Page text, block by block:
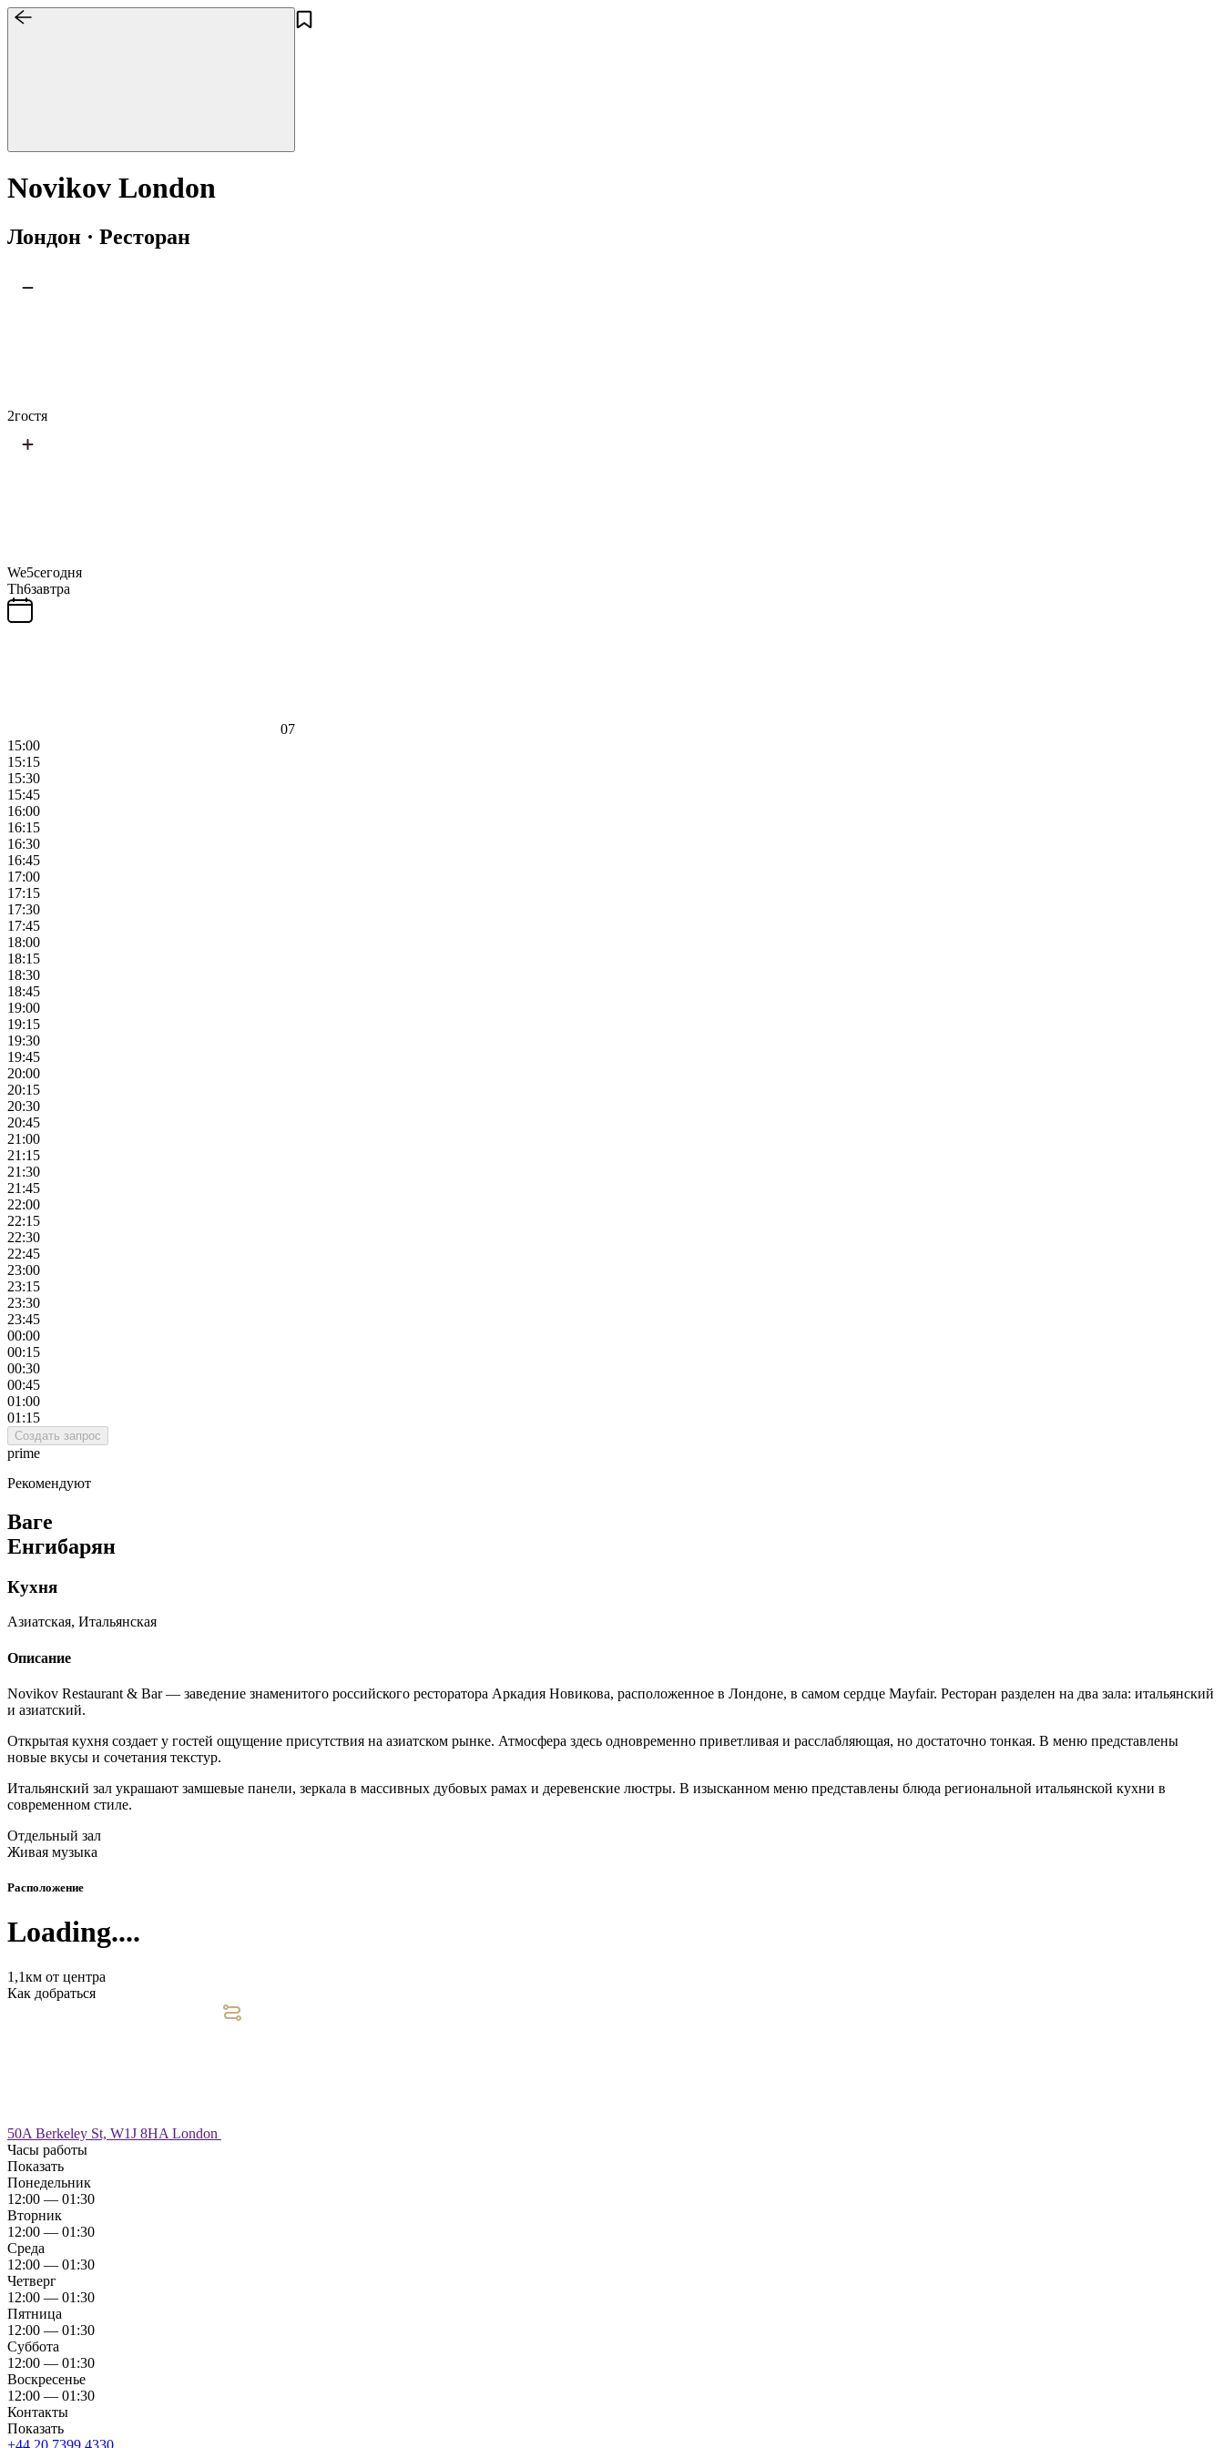
Novikov London
Лондон · Ресторан
2гостя
We5сегодня
Th6завтра
07
15:00
15:15
15:30
15:45
16:00
16:15
16:30
16:45
17:00
17:15
17:30
17:45
18:00
18:15
18:30
18:45
19:00
19:15
19:30
19:45
20:00
20:15
20:30
20:45
21:00
21:15
21:30
21:45
22:00
22:15
22:30
22:45
23:00
23:15
23:30
23:45
00:00
00:15
00:30
00:45
01:00
01:15
Создать запрос
prime
Рекомендуют
Ваге
Енгибарян
Кухня
Азиатская, Итальянская
Описание
Novikov Restaurant & Bar — заведение знаменитого российского ресторатора Аркадия Новикова, расположенное в Лондоне, в самом сердце Mayfair. Ресторан разделен на два зала: итальянский
и азиатский.
Открытая кухня создает у гостей ощущение присутствия на азиатском рынке. Атмосфера здесь одновременно приветливая и расслабляющая, но достаточно тонкая. В меню представлены
новые вкусы и сочетания текстур.
Итальянский зал украшают замшевые панели, зеркала в массивных дубовых рамах и деревенские люстры. В изысканном меню представлены блюда региональной итальянской кухни в
современном стиле.
Отдельный зал
Живая музыка
Расположение
Loading....
1,1км от центра
Как добраться
50A Berkeley St, W1J 8HA London
Часы работы
Показать
Понедельник
12:00 — 01:30
Вторник
12:00 — 01:30
Среда
12:00 — 01:30
Четверг
12:00 — 01:30
Пятница
12:00 — 01:30
Суббота
12:00 — 01:30
Воскресенье
12:00 — 01:30
Контакты
Показать
+44 20 7399 4330